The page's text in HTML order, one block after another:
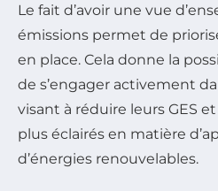
Le fait d’avoir une vue
émissions permet de
en place. Cela donne la
de s’engager activement
visant à réduire leurs GES
plus éclairés en matière
d’énergies renouvelables.